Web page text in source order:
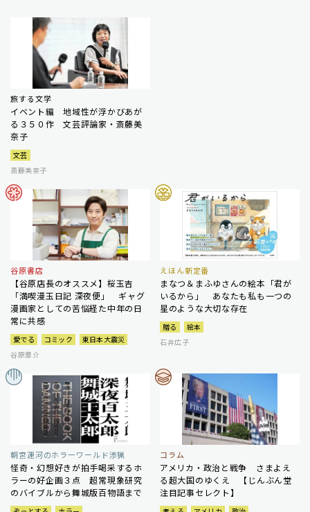
旅する文学
イベント編 地域性が浮かびあが
る３５０作 文芸評論家・斎藤美
奈子
文芸
斎藤美奈子
谷原書店
【谷原店長のオススメ】桜玉吉
「満喫漫玉日記 深夜便」 ギャグ
漫画家としての苦悩経た中年の日
常に共感
愛でる コミック
東日本大震災
谷原章介
えほん新定番
まなつ＆まふゆさんの絵本「君が
いるから」 あなたも私も一つの
星のような大切な存在
贈る
絵本
石井広子
朝宮運河のホラーワールド渉猟
怪奇・幻想好きが拍手喝采するホ
ラーの好企画３点 超常現象研究
のバイブルから舞城版百物語まで
コラム
アメリカ・政治と戦争 さまよえ
る超大国のゆくえ 【じんぶん堂
注目記事セレクト】